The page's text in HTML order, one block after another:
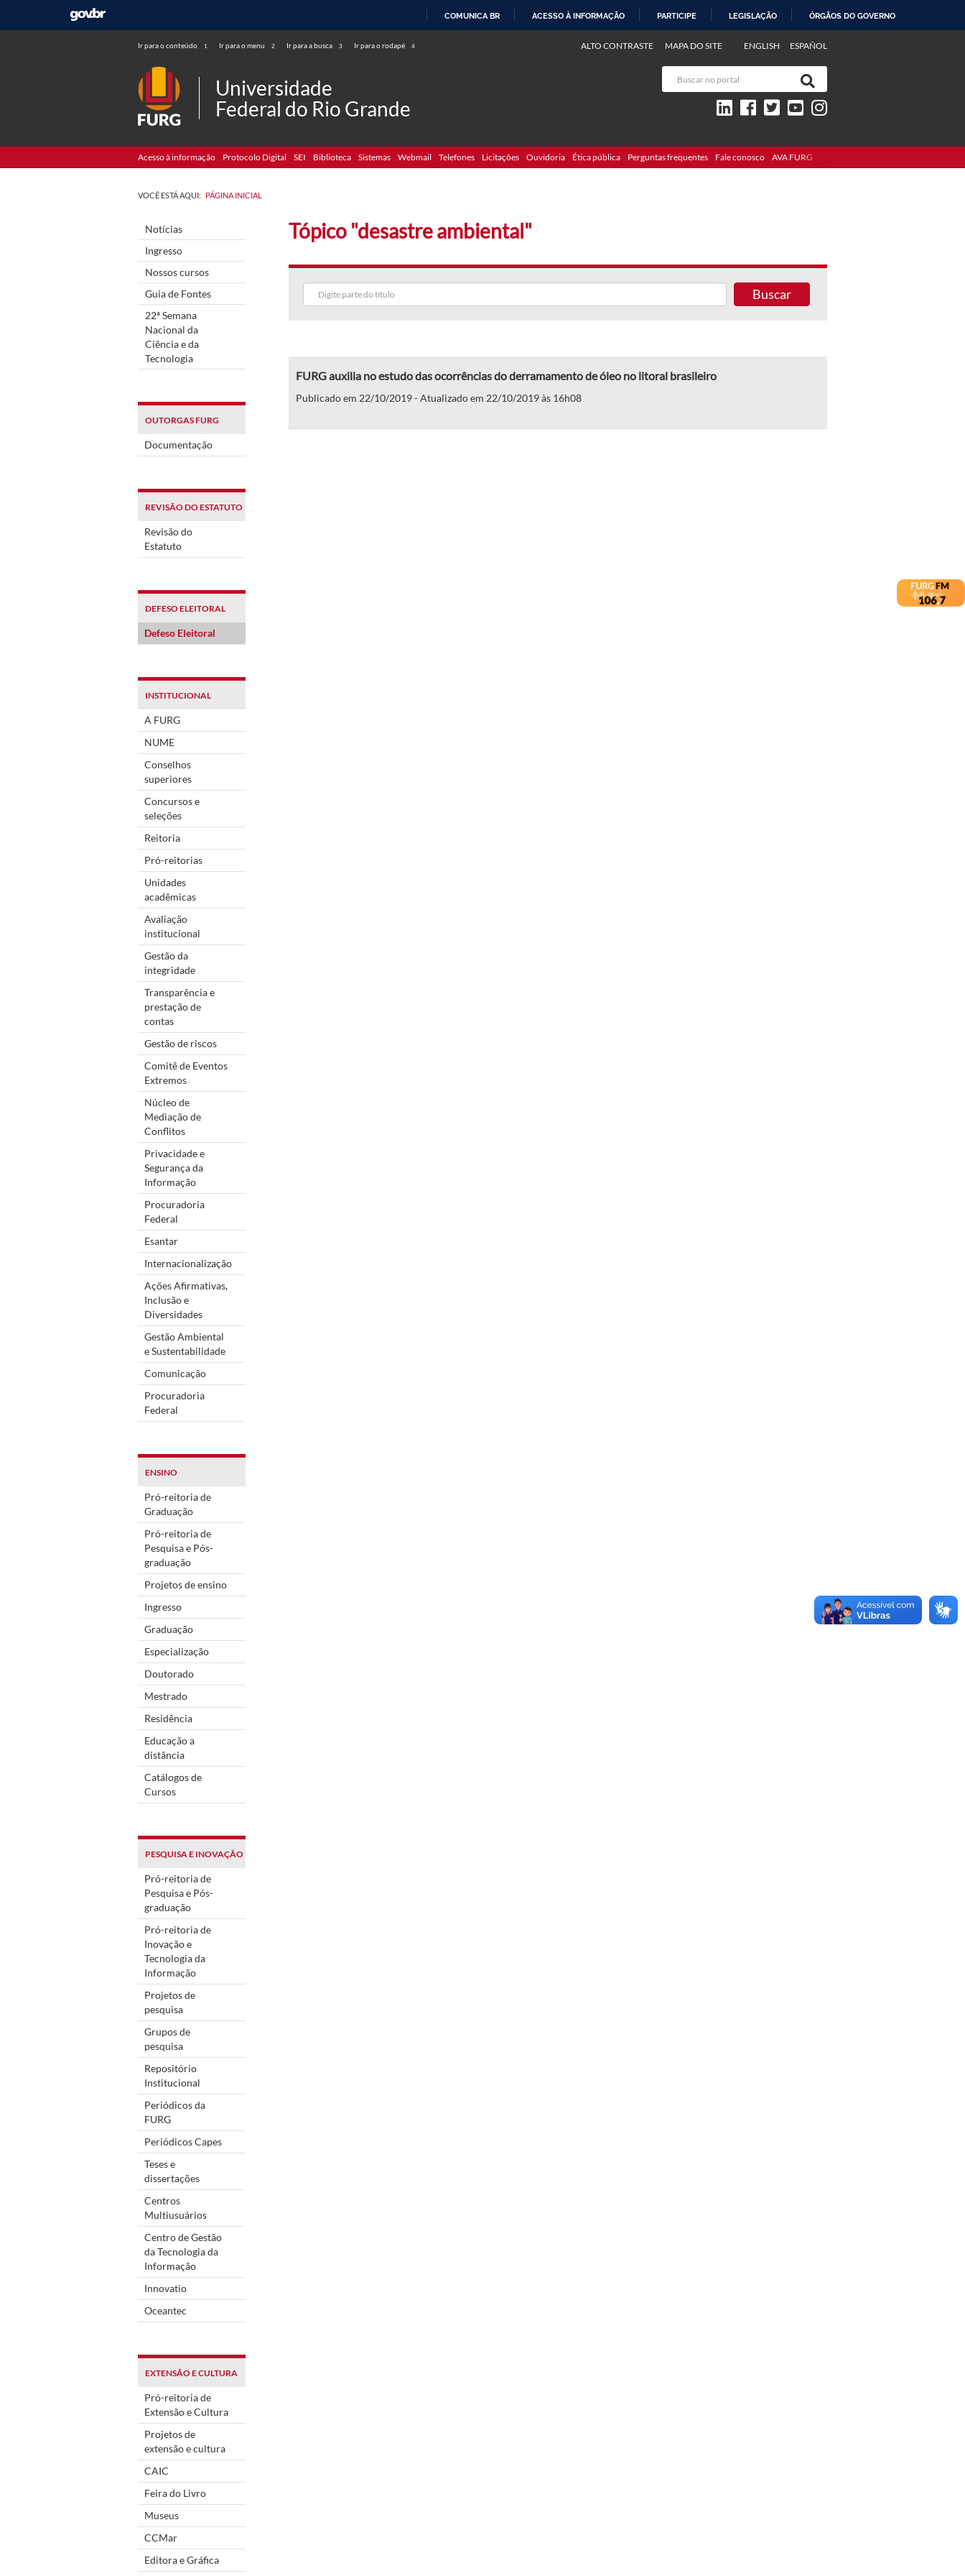
COMUNICA BR ACESSO À INFORMAÇÃO PARTICIPE LEGISLAÇÃO ÓRGÃOS DO GOVERNO
Ir para o conteúdo 1 Ir para o menu 2 Ir para a busca 3 Ir para o rodapé 4 ENGLISH ESPAÑOL
ALTO CONTRASTE MAPA DO SITE
Universidade
Federal do Rio Grande
Acesso à informação Protocolo Digital SEI Biblioteca Sistemas Webmail Telefones Licitações Ouvidoria Ética pública Perguntas frequentes Fale conosco AVA FURG
VOCÊ ESTÁ AQUI: PÁGINA INICIAL
Notícias
Ingresso
Nossos cursos
Guia de Fontes
22ª Semana
Nacional da
Ciência e da
Tecnologia
OUTORGAS FURG
Documentação
REVISÃO DO ESTATUTO
Revisão do
Estatuto
DEFESO ELEITORAL
Defeso Eleitoral
INSTITUCIONAL
A FURG
NUME
Conselhos
superiores
Concursos e
seleções
Reitoria
Pró-reitorias
Unidades
acadêmicas
Avaliação
institucional
Gestão da
integridade
Transparência e
prestação de
contas
Gestão de riscos
Comitê de Eventos
Extremos
Núcleo de
Mediação de
Conflitos
Privacidade e
Segurança da
Informação
Procuradoria
Federal
Esantar
Internacionalização
Ações Afirmativas,
Inclusão e
Diversidades
Gestão Ambiental
e Sustentabilidade
Comunicação
Procuradoria
Federal
ENSINO
Pró-reitoria de
Graduação
Pró-reitoria de
Pesquisa e Pós-
graduação
Projetos de ensino
Ingresso
Graduação
Especialização
Doutorado
Mestrado
Residência
Educação a
distância
Catálogos de
Cursos
PESQUISA E INOVAÇÃO
Pró-reitoria de
Pesquisa e Pós-
graduação
Pró-reitoria de
Inovação e
Tecnologia da
Informação
Projetos de
pesquisa
Grupos de
pesquisa
Repositório
Institucional
Periódicos da
FURG
Periódicos Capes
Teses e
dissertações
Centros
Multiusuários
Centro de Gestão
da Tecnologia da
Informação
Innovatio
Oceantec
EXTENSÃO E CULTURA
Pró-reitoria de
Extensão e Cultura
Projetos de
extensão e cultura
CAIC
Feira do Livro
Museus
CCMar
Editora e Gráfica
Tópico "desastre ambiental"
Buscar
FURG auxilia no estudo das ocorrências do derramamento de óleo no litoral brasileiro
Publicado em 22/10/2019 - Atualizado em 22/10/2019 às 16h08